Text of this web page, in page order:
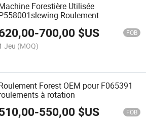
Forestière Utilisée
Roulement
-700,00 $US FOB
Jeu (MOQ)
Forest OEM pour F065391
à rotation
-550,00 $US FOB